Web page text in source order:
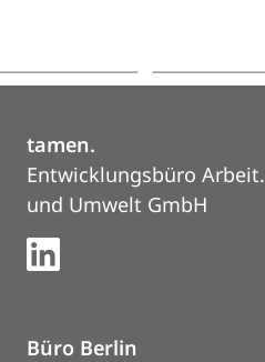
tamen.
Entwicklungsbüro Arbeit.
und Umwelt GmbH
Büro Berlin